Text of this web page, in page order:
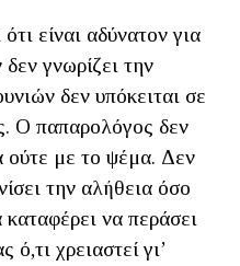
είναι αδύνατον για
γνωρίζει την
δεν υπόκειται σε
Ο παπαρολόγος δεν
ούτε με το ψέμα. Δεν
την αλήθεια όσο
να περάσει
ό,τι χρειαστεί γι’